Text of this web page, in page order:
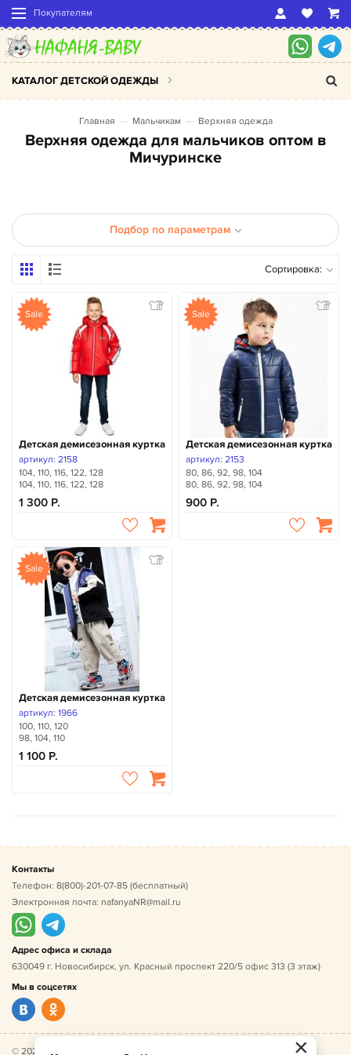
Покупателям
КАТАЛОГ ДЕТСКОЙ ОДЕЖДЫ
Главная Мальчикам Верхняя одежда
Верхняя одежда для мальчиков оптом в
Мичуринске
Подбор по параметрам
Сортировка:
Sale
Детская демисезонная куртка
артикул: 2158
104, 110, 116, 122, 128
104, 110, 116, 122, 128
1 300
Sale
Детская демисезонная куртка
артикул: 2153
80, 86, 92, 98, 104
80, 86, 92, 98, 104
900
Sale
Детская демисезонная куртка
артикул: 1966
100, 110, 120
98, 104, 110
1 100
Контакты
Телефон: 8(800)-201-07-85 (бесплатный)
Электронная почта: nafanyaNR@mail.ru
Адрес офиса и склада
630049 г. Новосибирск, ул. Красный проспект 220/5 офис 313 (3 этаж)
Мы в соцсетях
© 2026 Нафаня — оптовые поставки детской одежды по ×